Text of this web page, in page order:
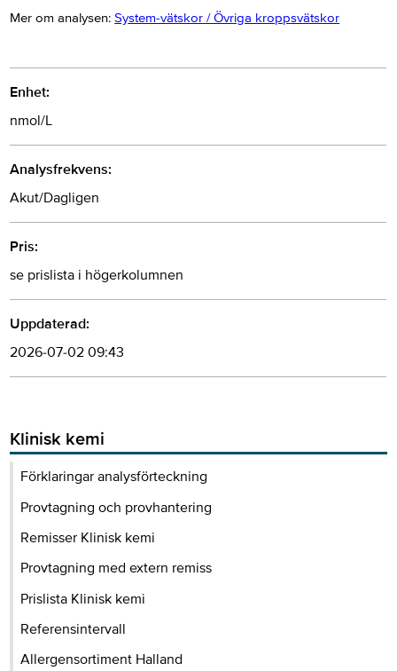
Mer om analysen:System-vätskor / Övriga kroppsvätskor
Enhet:
nmol/L
Analysfrekvens:
Akut/Dagligen
Pris:
se prislista i högerkolumnen
Uppdaterad:
2026-07-02 09:43
Klinisk kemi
Förklaringar analysförteckning
Provtagning och provhantering
Remisser Klinisk kemi
Provtagning med extern remiss
Prislista Klinisk kemi
Referensintervall
Allergensortiment Halland